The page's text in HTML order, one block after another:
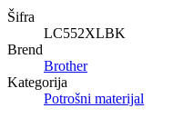
Šifra
LC552XLBK
Brend
Brother
Kategorija
Potrošni materijal